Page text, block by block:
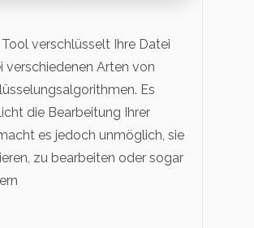
verschlüsselt Ihre Datei
verschiedenen Arten von
Es
die Bearbeitung Ihrer
es jedoch unmöglich, sie
zu bearbeiten oder sogar